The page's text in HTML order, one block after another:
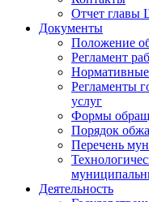
Отчет главы
Документы
Положение
Регламент
Регламенты
услуг
Формы
Порядок
Перечень
Деятельность